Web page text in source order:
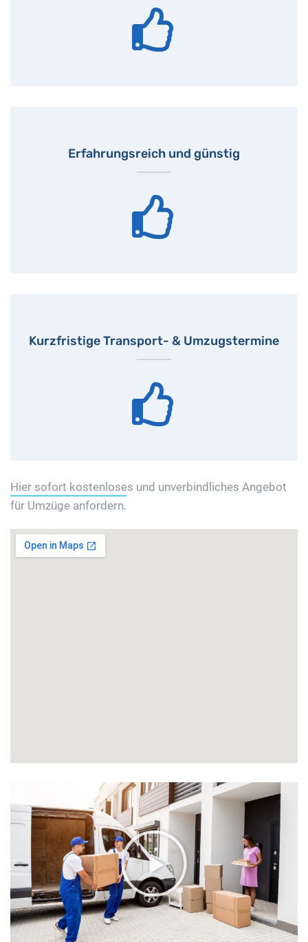
Erfahrungsreich und günstig
Kurzfristige Transport- & Umzugstermine
Hier sofort kostenloses und unverbindliches Angebot
für Umzüge anfordern.